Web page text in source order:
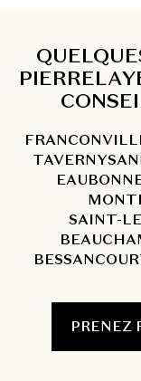
TAVERNY
SAINT-
PRENEZ